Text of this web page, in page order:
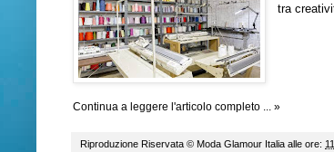
tra
Continua a leggere l'articolo completo ... »
Riproduzione Riservata © Moda Glamour Italia alle ore: